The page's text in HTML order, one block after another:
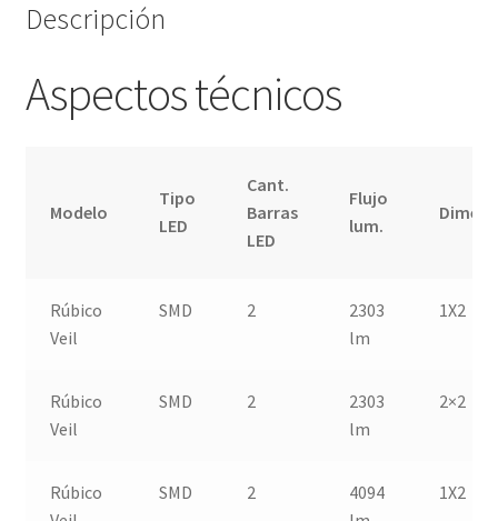
Descripción
Aspectos técnicos
Modelo
Tipo
LED
Cant.
Barras
LED
Flujo
lum.
Rúbico
Veil
SMD 2
2303
lm
1X2
Rúbico
Veil
SMD 2
2303
lm
2×2
Rúbico
SMD 2
4094
1X2